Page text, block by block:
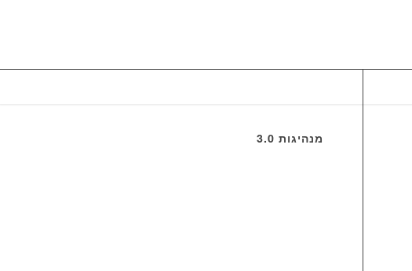
מנהיגות 3.0